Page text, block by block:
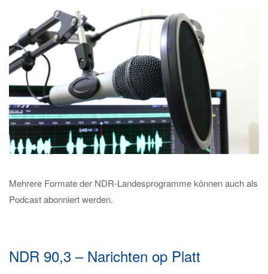
Mehrere Formate der NDR-Landesprogramme können auch als
Podcast abonniert werden.
NDR 90,3 – Narichten op Platt